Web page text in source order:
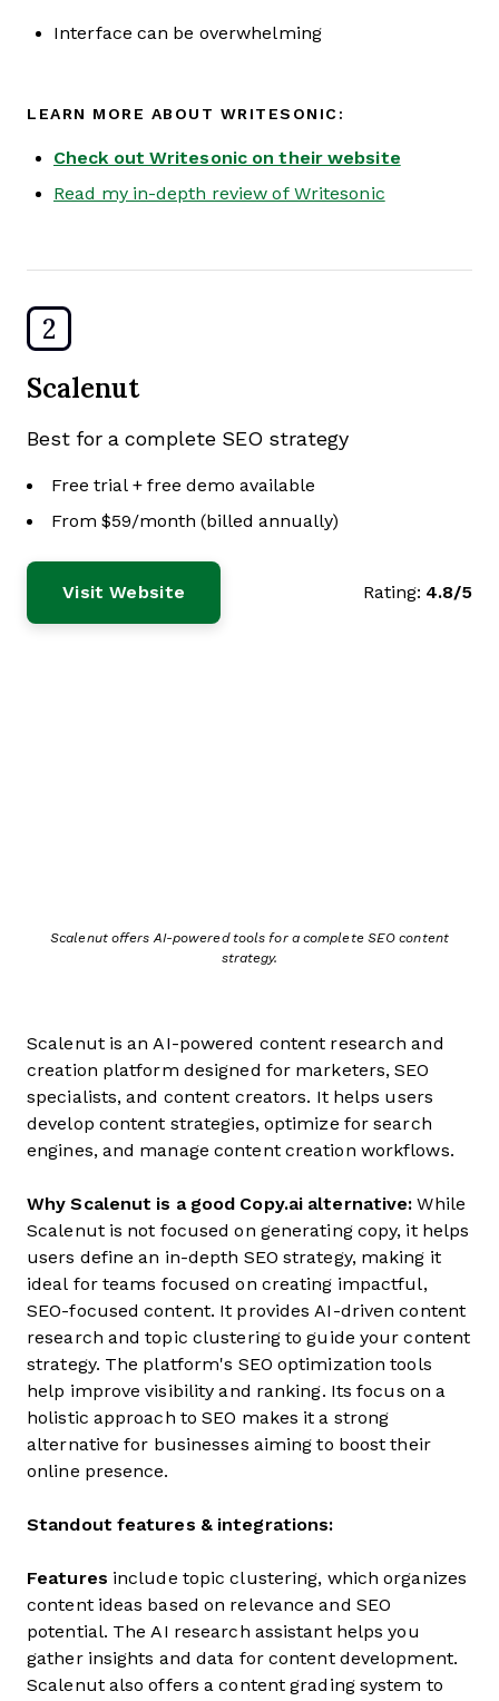
Interface can be overwhelming
LEARN MORE ABOUT WRITESONIC:
Check out Writesonic on their website
Read my in-depth review of Writesonic
2
Scalenut
Best for a complete SEO strategy
Free trial + free demo available
From $59/month (billed annually)
Visit Website Rating: 4.8/5
Scalenut offers AI-powered tools for a complete SEO content
strategy.
Scalenut is an AI-powered content research and
creation platform designed for marketers, SEO
specialists, and content creators. It helps users
develop content strategies, optimize for search
engines, and manage content creation workflows.
Why Scalenut is a good Copy.ai alternative: While
Scalenut is not focused on generating copy, it helps
users define an in-depth SEO strategy, making it
ideal for teams focused on creating impactful,
SEO-focused content. It provides AI-driven content
research and topic clustering to guide your content
strategy. The platform's SEO optimization tools
help improve visibility and ranking. Its focus on a
holistic approach to SEO makes it a strong
alternative for businesses aiming to boost their
online presence.
Standout features & integrations:
Features include topic clustering, which organizes
content ideas based on relevance and SEO
potential. The AI research assistant helps you
gather insights and data for content development.
Scalenut also offers a content grading system to